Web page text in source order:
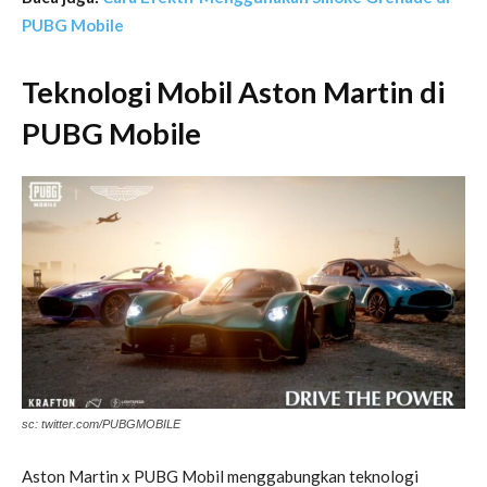
PUBG Mobile
Teknologi Mobil Aston Martin di
PUBG Mobile
sc: twitter.com/PUBGMOBILE
Aston Martin x PUBG Mobil menggabungkan teknologi